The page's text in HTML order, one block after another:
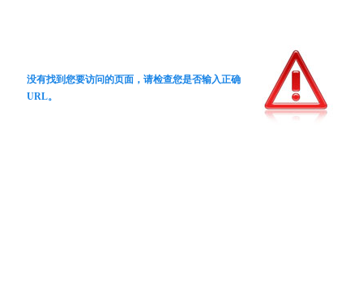
没有找到您要访问的页面，请检查您是否输入正确
URL。